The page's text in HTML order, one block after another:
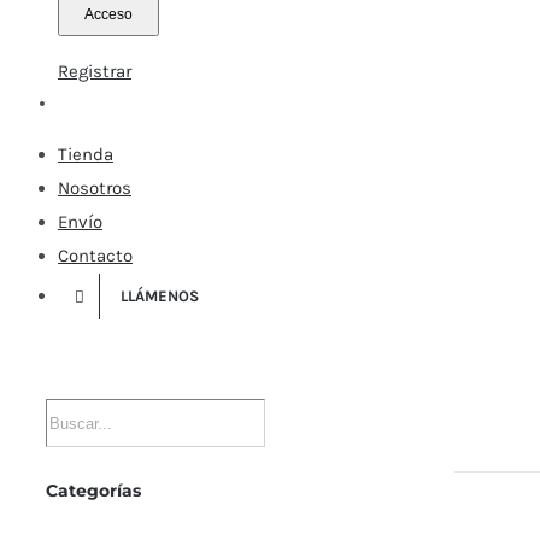
Registrar
Tienda
Nosotros
Envío
Contacto
LLÁMENOS
Categorías